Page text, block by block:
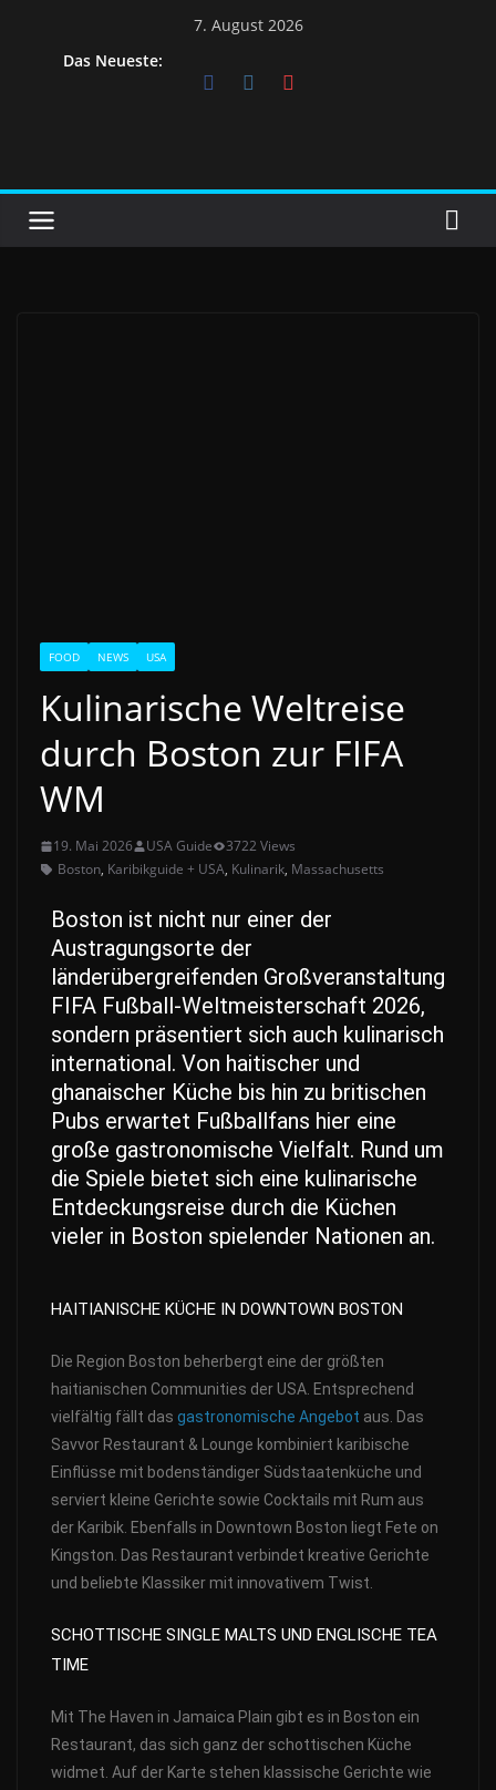
7. August 2026
Das Neueste:
FOOD NEWS USA
Kulinarische Weltreise
durch Boston zur FIFA
WM
19. Mai 2026 USA Guide
3722 Views
Boston, Karibikguide + USA, Kulinarik, Massachusetts
Boston ist nicht nur einer der
Austragungsorte der
länderübergreifenden Großveranstaltung
FIFA Fußball-Weltmeisterschaft 2026,
sondern präsentiert sich auch kulinarisch
international. Von haitischer und
ghanaischer Küche bis hin zu britischen
Pubs erwartet Fußballfans hier eine
große gastronomische Vielfalt. Rund um
die Spiele bietet sich eine kulinarische
Entdeckungsreise durch die Küchen
vieler in Boston spielender Nationen an.
HAITIANISCHE KÜCHE IN DOWNTOWN BOSTON
Die Region Boston beherbergt eine der größten
haitianischen Communities der USA. Entsprechend
vielfältig fällt das gastronomische Angebot aus. Das
Savvor Restaurant & Lounge kombiniert karibische
Einflüsse mit bodenständiger Südstaatenküche und
serviert kleine Gerichte sowie Cocktails mit Rum aus
der Karibik. Ebenfalls in Downtown Boston liegt Fete on
Kingston. Das Restaurant verbindet kreative Gerichte
und beliebte Klassiker mit innovativem Twist.
SCHOTTISCHE SINGLE MALTS UND ENGLISCHE TEA
TIME
Mit The Haven in Jamaica Plain gibt es in Boston ein
Restaurant, das sich ganz der schottischen Küche
widmet. Auf der Karte stehen klassische Gerichte wie